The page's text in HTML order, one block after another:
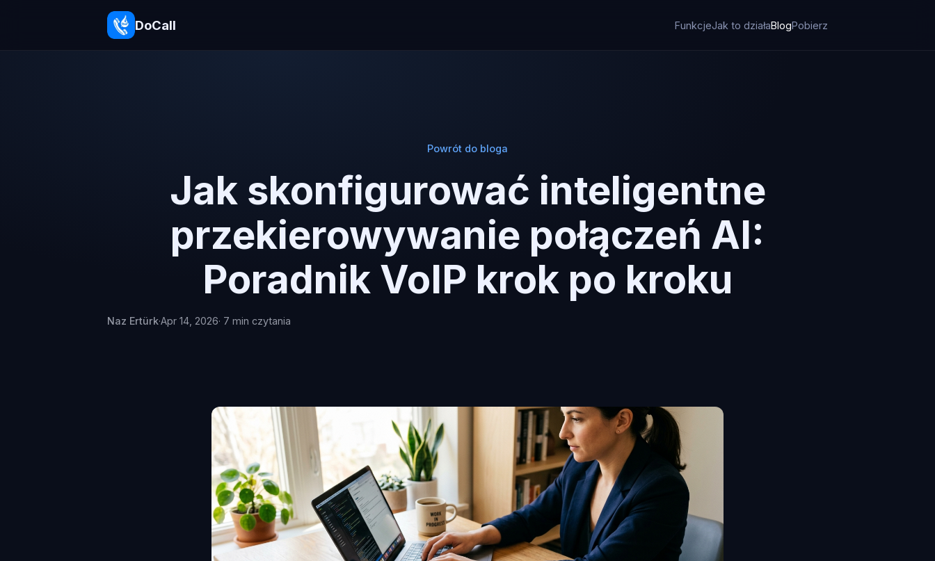
DoCall FunkcjeJak to działaBlogPobierz
Powrót do bloga
Jak skonfigurować inteligentne
przekierowywanie połączeń AI:
Poradnik VoIP krok po kroku
Naz Ertürk·Apr 14, 2026· 7 min czytania